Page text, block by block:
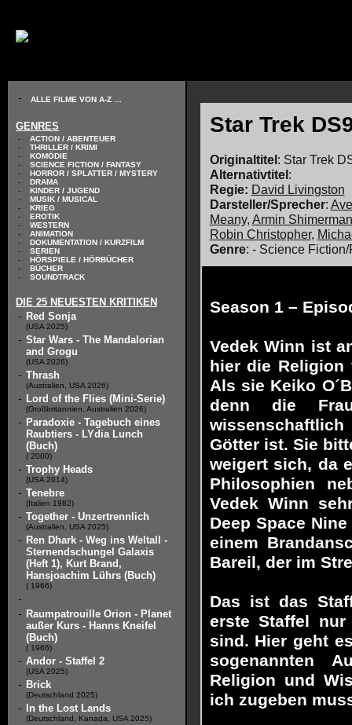
- ALLE FILME VON A-Z
GENRES
-
-
-
-
-
-
-
-
-
-
-
-
-
-
-
-
-
ACTION / ABENTEUER
THRILLER / KRIMI
KOMÖDIE
SCIENCE FICTION / FANTASY
HORROR / SPLATTER / MYSTERY
DRAMA
KINDER / JUGEND
MUSIK / MUSICAL
KRIEG
EROTIK
WESTERN
ANIMATION
DOKUMENTATION / KURZFILM
SERIEN
HÖRSPIELE / HÖRBÜCHER
BÜCHER
SOUNDTRACK
DIE 25 NEUESTEN KRITIKEN
- Red Sonja
(USA 2025)
- Star Wars - The Mandalorian
and Grogu
(USA 2026)
- Thrash
(Australien, USA 2026)
- Lord of the Flies (Mini-Serie)
(Großbritannien, Australien 2026)
- Paradoxie - Tagebuch eines
Raubtiers - LYdia Lunch
(Buch)
( 2000)
- Trophy Heads
(USA 2014)
- Tenebre
(Italien 1982)
- Together - Unzertrennlich
(Australien, USA 2025)
- Ren Dhark - Weg ins Weltall -
Sternendschungel Galaxis
(Heft 1), Kurt Brand,
Hansjoachim Lührs (Buch)
( 1966)
-
- Raumpatrouille Orion - Planet
außer Kurs - Hanns Kneifel
(Buch)
( 1966)
- Andor - Staffel 2
(USA 2025)
- Brick
(Deutschland 2025)
- In the Lost Lands
(Deutschland, Kanada, USA 2025)
Star Trek
Originaltitel: Star Trek
Alternativtitel:
Regie: David Livingston
Darsteller/Sprecher:
Meany, Armin Shimerman
Robin Christopher,
Genre: - Science
Season 1 –
Vedek Winn ist
hier die Religion
Als sie Keiko
denn die
Götter ist. Sie
weigert sich, da
Philosophien
Vedek Winn
Deep Space
einem
Bareil, der im
Das ist das
erste Staffel
sind. Hier geht
sogenannten
Religion und
ich zugeben